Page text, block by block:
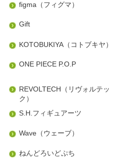
figma（フィグマ）
Gift
KOTOBUKIYA（コトブキヤ）
ONE PIECE P.O.P
REVOLTECH（リヴォルテッ
ク）
S.H.フィギュアーツ
Wave（ウェーブ）
ねんどろいどぷち